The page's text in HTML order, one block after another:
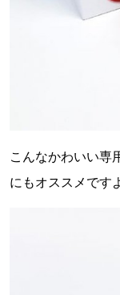
こんなかわいい専
にもオススメです